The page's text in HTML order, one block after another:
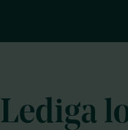
Lediga